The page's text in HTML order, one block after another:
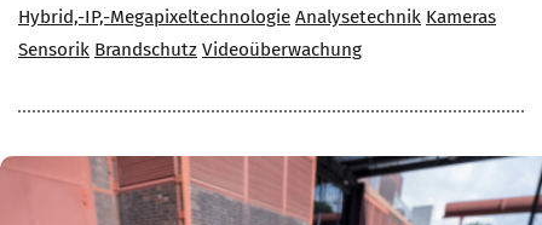
Hybrid,-IP,-Megapixeltechnologie Analysetechnik Kameras
Sensorik Brandschutz Videoüberwachung